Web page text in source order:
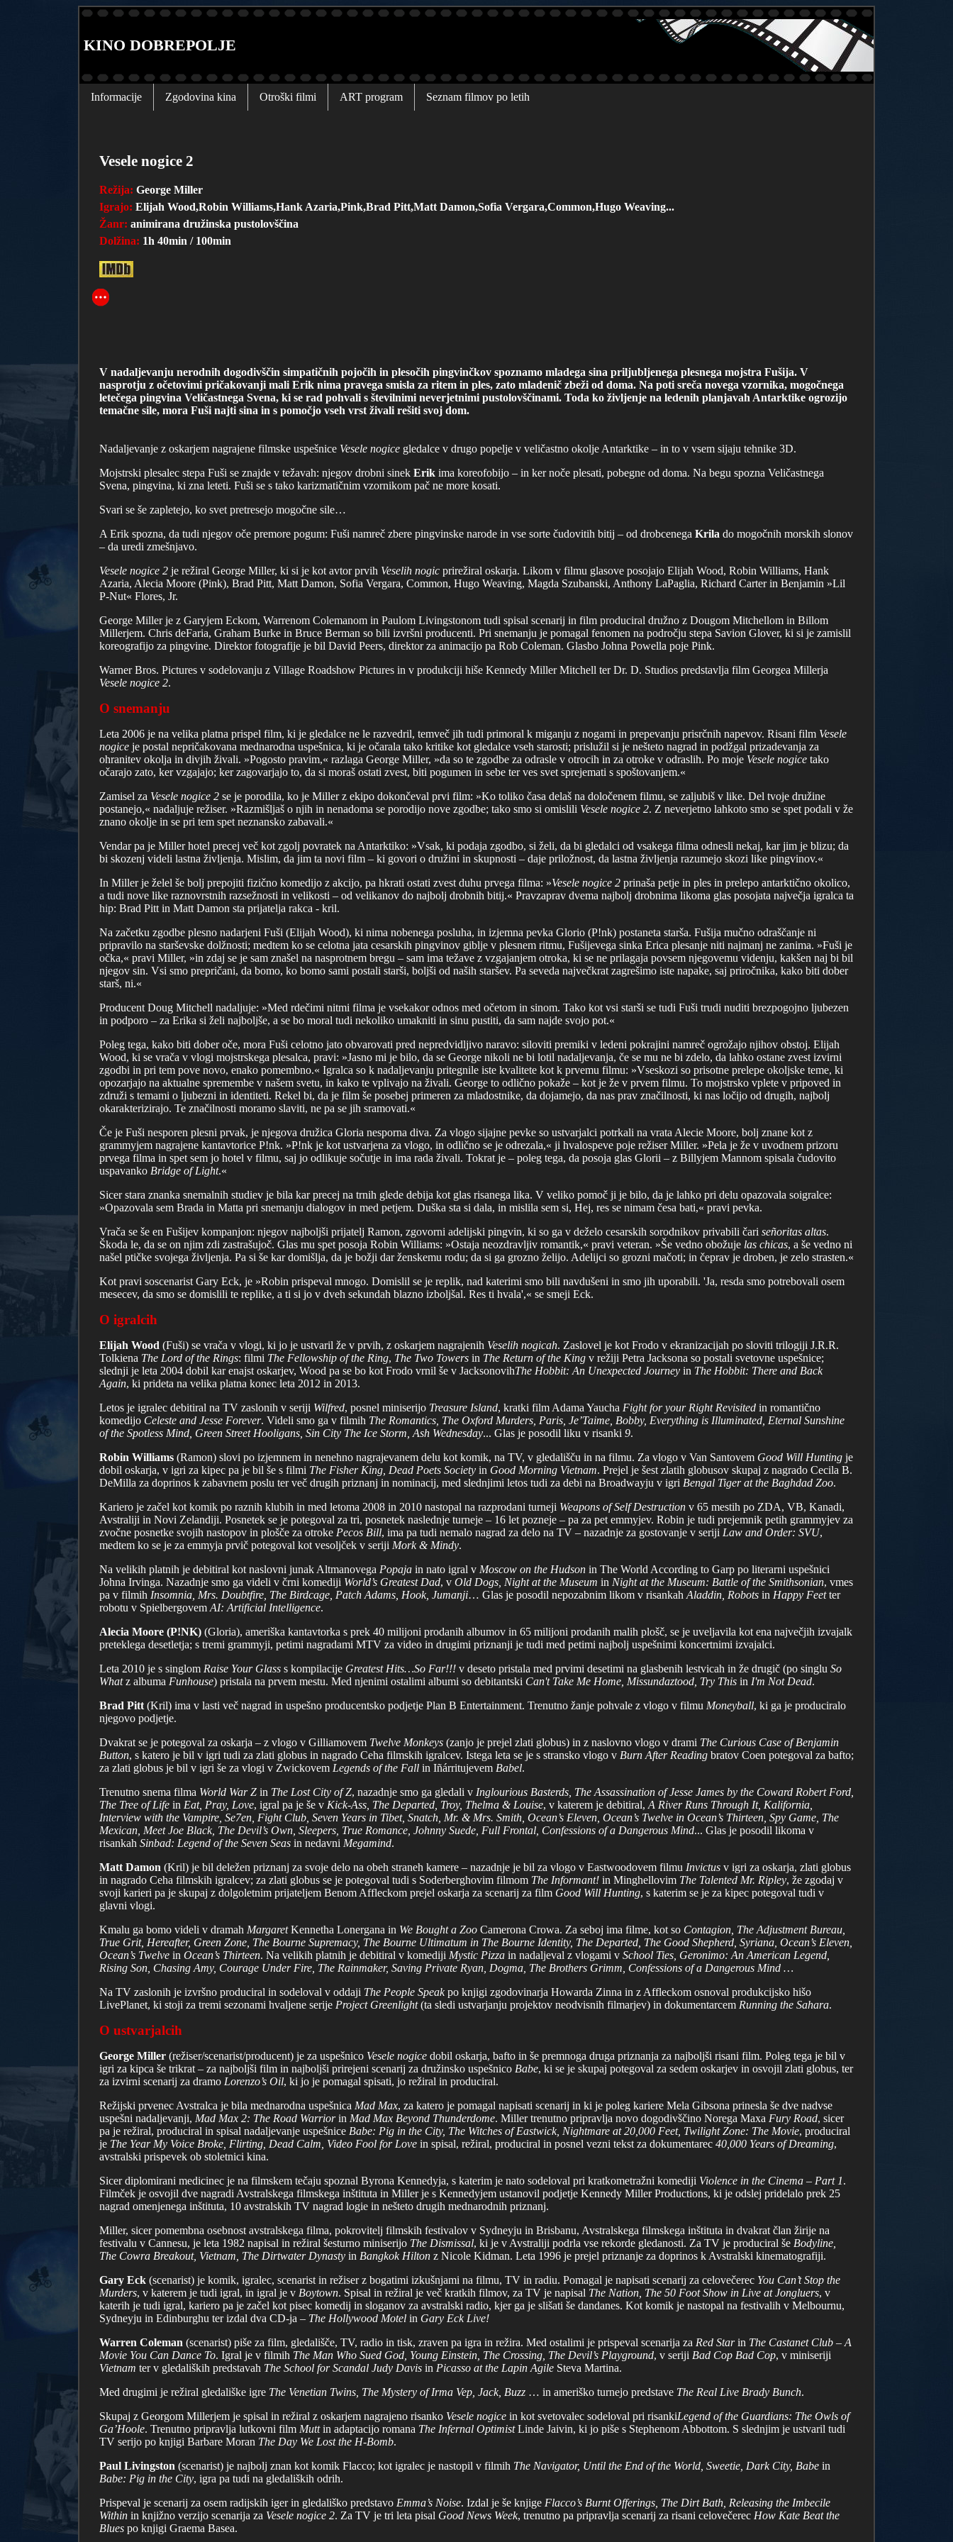
KINO DOBREPOLJE
Informacije Zgodovina kina Otroški filmi ART program Seznam filmov po letih
Vesele nogice 2
Režija: George Miller
Igrajo: Elijah Wood,Robin Williams,Hank Azaria,Pink,Brad Pitt,Matt Damon,Sofia Vergara,Common,Hugo Weaving...
Žanr: animirana družinska pustolovščina
Dolžina: 1h 40min / 100min
V nadaljevanju nerodnih dogodivščin simpatičnih pojočih in plesočih pingvinčkov spoznamo mladega sina priljubljenega plesnega mojstra Fušija. V
nasprotju z očetovimi pričakovanji mali Erik nima pravega smisla za ritem in ples, zato mladenič zbeži od doma. Na poti sreča novega vzornika, mogočnega
letečega pingvina Veličastnega Svena, ki se rad pohvali s številnimi neverjetnimi pustolovščinami. Toda ko življenje na ledenih planjavah Antarktike ogrozijo
temačne sile, mora Fuši najti sina in s pomočjo vseh vrst živali rešiti svoj dom.
Nadaljevanje z oskarjem nagrajene filmske uspešnice Vesele nogice gledalce v drugo popelje v veličastno okolje Antarktike – in to v vsem sijaju tehnike 3D.
Mojstrski plesalec stepa Fuši se znajde v težavah: njegov drobni sinek Erik ima koreofobijo – in ker noče plesati, pobegne od doma. Na begu spozna Veličastnega
Svena, pingvina, ki zna leteti. Fuši se s tako karizmatičnim vzornikom pač ne more kosati.
Svari se še zapletejo, ko svet pretresejo mogočne sile…
A Erik spozna, da tudi njegov oče premore pogum: Fuši namreč zbere pingvinske narode in vse sorte čudovitih bitij – od drobcenega Krila do mogočnih morskih slonov
– da uredi zmešnjavo.
Vesele nogice 2 je režiral George Miller, ki si je kot avtor prvih Veselih nogic prirežiral oskarja. Likom v filmu glasove posojajo Elijah Wood, Robin Williams, Hank
Azaria, Alecia Moore (Pink), Brad Pitt, Matt Damon, Sofia Vergara, Common, Hugo Weaving, Magda Szubanski, Anthony LaPaglia, Richard Carter in Benjamin »Lil
P-Nut« Flores, Jr.
George Miller je z Garyjem Eckom, Warrenom Colemanom in Paulom Livingstonom tudi spisal scenarij in film produciral družno z Dougom Mitchellom in Billom
Millerjem. Chris deFaria, Graham Burke in Bruce Berman so bili izvršni producenti. Pri snemanju je pomagal fenomen na področju stepa Savion Glover, ki si je zamislil
koreografijo za pingvine. Direktor fotografije je bil David Peers, direktor za animacijo pa Rob Coleman. Glasbo Johna Powella poje Pink.
Warner Bros. Pictures v sodelovanju z Village Roadshow Pictures in v produkciji hiše Kennedy Miller Mitchell ter Dr. D. Studios predstavlja film Georgea Millerja
Vesele nogice 2.
O snemanju
Leta 2006 je na velika platna prispel film, ki je gledalce ne le razvedril, temveč jih tudi primoral k miganju z nogami in prepevanju prisrčnih napevov. Risani film Vesele
nogice je postal nepričakovana mednarodna uspešnica, ki je očarala tako kritike kot gledalce vseh starosti; prislužil si je nešteto nagrad in podžgal prizadevanja za
ohranitev okolja in divjih živali. »Pogosto pravim,« razlaga George Miller, »da so te zgodbe za odrasle v otrocih in za otroke v odraslih. Po moje Vesele nogice tako
očarajo zato, ker vzgajajo; ker zagovarjajo to, da si moraš ostati zvest, biti pogumen in sebe ter ves svet sprejemati s spoštovanjem.«
Zamisel za Vesele nogice 2 se je porodila, ko je Miller z ekipo dokončeval prvi film: »Ko toliko časa delaš na določenem filmu, se zaljubiš v like. Del tvoje družine
postanejo,« nadaljuje režiser. »Razmišljaš o njih in nenadoma se porodijo nove zgodbe; tako smo si omislili Vesele nogice 2. Z neverjetno lahkoto smo se spet podali v že
znano okolje in se pri tem spet neznansko zabavali.«
Vendar pa je Miller hotel precej več kot zgolj povratek na Antarktiko: »Vsak, ki podaja zgodbo, si želi, da bi gledalci od vsakega filma odnesli nekaj, kar jim je blizu; da
bi skozenj videli lastna življenja. Mislim, da jim ta novi film – ki govori o družini in skupnosti – daje priložnost, da lastna življenja razumejo skozi like pingvinov.«
In Miller je želel še bolj prepojiti fizično komedijo z akcijo, pa hkrati ostati zvest duhu prvega filma: »Vesele nogice 2 prinaša petje in ples in prelepo antarktično okolico,
a tudi nove like raznovrstnih razsežnosti in velikosti – od velikanov do najbolj drobnih bitij.« Pravzaprav dvema najbolj drobnima likoma glas posojata največja igralca ta
hip: Brad Pitt in Matt Damon sta prijatelja rakca - kril.
Na začetku zgodbe plesno nadarjeni Fuši (Elijah Wood), ki nima nobenega posluha, in izjemna pevka Glorio (P!nk) postaneta starša. Fušija mučno odraščanje ni
pripravilo na starševske dolžnosti; medtem ko se celotna jata cesarskih pingvinov giblje v plesnem ritmu, Fušijevega sinka Erica plesanje niti najmanj ne zanima. »Fuši je
očka,« pravi Miller, »in zdaj se je sam znašel na nasprotnem bregu – sam ima težave z vzgajanjem otroka, ki se ne prilagaja povsem njegovemu videnju, kakšen naj bi bil
njegov sin. Vsi smo prepričani, da bomo, ko bomo sami postali starši, boljši od naših staršev. Pa seveda največkrat zagrešimo iste napake, saj priročnika, kako biti dober
starš, ni.«
Producent Doug Mitchell nadaljuje: »Med rdečimi nitmi filma je vsekakor odnos med očetom in sinom. Tako kot vsi starši se tudi Fuši trudi nuditi brezpogojno ljubezen
in podporo – za Erika si želi najboljše, a se bo moral tudi nekoliko umakniti in sinu pustiti, da sam najde svojo pot.«
Poleg tega, kako biti dober oče, mora Fuši celotno jato obvarovati pred nepredvidljivo naravo: siloviti premiki v ledeni pokrajini namreč ogrožajo njihov obstoj. Elijah
Wood, ki se vrača v vlogi mojstrskega plesalca, pravi: »Jasno mi je bilo, da se George nikoli ne bi lotil nadaljevanja, če se mu ne bi zdelo, da lahko ostane zvest izvirni
zgodbi in pri tem pove novo, enako pomembno.« Igralca so k nadaljevanju pritegnile iste kvalitete kot k prvemu filmu: »Vseskozi so prisotne prelepe okoljske teme, ki
opozarjajo na aktualne spremembe v našem svetu, in kako te vplivajo na živali. George to odlično pokaže – kot je že v prvem filmu. To mojstrsko vplete v pripoved in
združi s temami o ljubezni in identiteti. Rekel bi, da je film še posebej primeren za mladostnike, da dojamejo, da nas prav značilnosti, ki nas ločijo od drugih, najbolj
okarakterizirajo. Te značilnosti moramo slaviti, ne pa se jih sramovati.«
Če je Fuši nesporen plesni prvak, je njegova družica Gloria nesporna diva. Za vlogo sijajne pevke so ustvarjalci potrkali na vrata Alecie Moore, bolj znane kot z
grammyjem nagrajene kantavtorice P!nk. »P!nk je kot ustvarjena za vlogo, in odlično se je odrezala,« ji hvalospeve poje režiser Miller. »Pela je že v uvodnem prizoru
prvega filma in spet sem jo hotel v filmu, saj jo odlikuje sočutje in ima rada živali. Tokrat je – poleg tega, da posoja glas Glorii – z Billyjem Mannom spisala čudovito
uspavanko Bridge of Light.«
Sicer stara znanka snemalnih studiev je bila kar precej na trnih glede debija kot glas risanega lika. V veliko pomoč ji je bilo, da je lahko pri delu opazovala soigralce:
»Opazovala sem Brada in Matta pri snemanju dialogov in med petjem. Duška sta si dala, in mislila sem si, Hej, res se nimam česa bati,« pravi pevka.
Vrača se še en Fušijev kompanjon: njegov najboljši prijatelj Ramon, zgovorni adelijski pingvin, ki so ga v deželo cesarskih sorodnikov privabili čari señoritas altas.
Škoda le, da se on njim zdi zastrašujoč. Glas mu spet posoja Robin Williams: »Ostaja neozdravljiv romantik,« pravi veteran. »Še vedno obožuje las chicas, a še vedno ni
našel ptičke svojega življenja. Pa si še kar domišlja, da je božji dar ženskemu rodu; da si ga grozno želijo. Adelijci so grozni mačoti; in čeprav je droben, je zelo strasten.«
Kot pravi soscenarist Gary Eck, je »Robin prispeval mnogo. Domislil se je replik, nad katerimi smo bili navdušeni in smo jih uporabili. 'Ja, resda smo potrebovali osem
mesecev, da smo se domislili te replike, a ti si jo v dveh sekundah blazno izboljšal. Res ti hvala',« se smeji Eck.
O igralcih
Elijah Wood (Fuši) se vrača v vlogi, ki jo je ustvaril že v prvih, z oskarjem nagrajenih Veselih nogicah. Zaslovel je kot Frodo v ekranizacijah po sloviti trilogiji J.R.R.
Tolkiena The Lord of the Rings: filmi The Fellowship of the Ring, The Two Towers in The Return of the King v režiji Petra Jacksona so postali svetovne uspešnice;
slednji je leta 2004 dobil kar enajst oskarjev, Wood pa se bo kot Frodo vrnil še v JacksonovihThe Hobbit: An Unexpected Journey in The Hobbit: There and Back
Again, ki prideta na velika platna konec leta 2012 in 2013.
Letos je igralec debitiral na TV zaslonih v seriji Wilfred, posnel miniserijo Treasure Island, kratki film Adama Yaucha Fight for your Right Revisited in romantično
komedijo Celeste and Jesse Forever. Videli smo ga v filmih The Romantics, The Oxford Murders, Paris, Je’Taime, Bobby, Everything is Illuminated, Eternal Sunshine
of the Spotless Mind, Green Street Hooligans, Sin City The Ice Storm, Ash Wednesday... Glas je posodil liku v risanki 9.
Robin Williams (Ramon) slovi po izjemnem in nenehno nagrajevanem delu kot komik, na TV, v gledališču in na filmu. Za vlogo v Van Santovem Good Will Hunting je
dobil oskarja, v igri za kipec pa je bil še s filmi The Fisher King, Dead Poets Society in Good Morning Vietnam. Prejel je šest zlatih globusov skupaj z nagrado Cecila B.
DeMilla za doprinos k zabavnem poslu ter več drugih priznanj in nominacij, med slednjimi letos tudi za debi na Broadwayju v igri Bengal Tiger at the Baghdad Zoo.
Kariero je začel kot komik po raznih klubih in med letoma 2008 in 2010 nastopal na razprodani turneji Weapons of Self Destruction v 65 mestih po ZDA, VB, Kanadi,
Avstraliji in Novi Zelandiji. Posnetek se je potegoval za tri, posnetek naslednje turneje – 16 let pozneje – pa za pet emmyjev. Robin je tudi prejemnik petih grammyjev za
zvočne posnetke svojih nastopov in plošče za otroke Pecos Bill, ima pa tudi nemalo nagrad za delo na TV – nazadnje za gostovanje v seriji Law and Order: SVU,
medtem ko se je za emmyja prvič potegoval kot vesoljček v seriji Mork & Mindy.
Na velikih platnih je debitiral kot naslovni junak Altmanovega Popaja in nato igral v Moscow on the Hudson in The World According to Garp po literarni uspešnici
Johna Irvinga. Nazadnje smo ga videli v črni komediji World’s Greatest Dad, v Old Dogs, Night at the Museum in Night at the Museum: Battle of the Smithsonian, vmes
pa v filmih Insomnia, Mrs. Doubtfire, The Birdcage, Patch Adams, Hook, Jumanji… Glas je posodil nepozabnim likom v risankah Aladdin, Robots in Happy Feetter
robotu v Spielbergovem AI: Artificial Intelligence.
Alecia Moore (P!NK) (Gloria), ameriška kantavtorka s prek 40 milijoni prodanih albumov in 65 milijoni prodanih malih plošč, se je uveljavila kot ena največjih izvajalk
preteklega desetletja; s tremi grammyji, petimi nagradami MTV za video in drugimi priznanji je tudi med petimi najbolj uspešnimi koncertnimi izvajalci.
Leta 2010 je s singlom Raise Your Glass s kompilacije Greatest Hits…So Far!!! v deseto pristala med prvimi desetimi na glasbenih lestvicah in že drugič (po singlu So
Whatz albuma Funhouse) pristala na prvem mestu. Med njenimi ostalimi albumi so debitantski Can't Take Me Home, Missundaztood, Try This in I'm Not Dead.
Brad Pitt (Kril) ima v lasti več nagrad in uspešno producentsko podjetje Plan B Entertainment. Trenutno žanje pohvale z vlogo v filmu Moneyball, ki ga je produciralo
njegovo podjetje.
Dvakrat se je potegoval za oskarja – z vlogo v Gilliamovem Twelve Monkeys (zanjo je prejel zlati globus) in z naslovno vlogo v drami The Curious Case of Benjamin
Button, s katero je bil v igri tudi za zlati globus in nagrado Ceha filmskih igralcev. Istega leta se je s stransko vlogo v Burn After Reading bratov Coen potegoval za bafto;
za zlati globus je bil v igri še za vlogi v Zwickovem Legends of the Fall in Iñárritujevem Babel.
Trenutno snema filma World War Z in The Lost City of Z, nazadnje smo ga gledali v Inglourious Basterds, The Assassination of Jesse James by the Coward Robert Ford,
The Tree of Life in Eat, Pray, Love, igral pa je še v Kick-Ass, The Departed, Troy, Thelma & Louise, v katerem je debitiral, A River Runs Through It, Kalifornia,
Interview with the Vampire, Se7en, Fight Club, Seven Years in Tibet, Snatch, Mr. & Mrs. Smith, Ocean’s Eleven, Ocean’s Twelve in Ocean’s Thirteen, Spy Game, The
Mexican, Meet Joe Black, The Devil’s Own, Sleepers, True Romance, Johnny Suede, Full Frontal, Confessions of a Dangerous Mind... Glas je posodil likoma v
risankah Sinbad: Legend of the Seven Seas in nedavni Megamind.
Matt Damon (Kril) je bil deležen priznanj za svoje delo na obeh straneh kamere – nazadnje je bil za vlogo v Eastwoodovem filmu Invictus v igri za oskarja, zlati globus
in nagrado Ceha filmskih igralcev; za zlati globus se je potegoval tudi s Soderberghovim filmom The Informant! in Minghellovim The Talented Mr. Ripley, že zgodaj v
svoji karieri pa je skupaj z dolgoletnim prijateljem Benom Affleckom prejel oskarja za scenarij za film Good Will Hunting, s katerim se je za kipec potegoval tudi v
glavni vlogi.
Kmalu ga bomo videli v dramah MargaretKennetha Lonergana in We Bought a Zoo Camerona Crowa. Za seboj ima filme, kot so Contagion, The Adjustment Bureau,
True Grit, Hereafter, Green Zone, The Bourne Supremacy, The Bourne Ultimatum in The Bourne Identity, The Departed, The Good Shepherd, Syriana, Ocean’s Eleven,
Ocean’s Twelve in Ocean’s Thirteen. Na velikih platnih je debitiral v komediji Mystic Pizza in nadaljeval z vlogami v School Ties, Geronimo: An American Legend,
Rising Son, Chasing Amy, Courage Under Fire, The Rainmaker, Saving Private Ryan, Dogma, The Brothers Grimm, Confessions of a Dangerous Mind …
Na TV zaslonih je izvršno produciral in sodeloval v oddaji The People Speakpo knjigi zgodovinarja Howarda Zinna in z Affleckom osnoval produkcijsko hišo
LivePlanet, ki stoji za tremi sezonami hvaljene serije Project Greenlight(ta sledi ustvarjanju projektov neodvisnih filmarjev) in dokumentarcem Running the Sahara.
O ustvarjalcih
George Miller (režiser/scenarist/producent) je za uspešnico Vesele nogice dobil oskarja, bafto in še premnoga druga priznanja za najboljši risani film. Poleg tega je bil v
igri za kipca še trikrat – za najboljši film in najboljši prirejeni scenarij za družinsko uspešnico Babe, ki se je skupaj potegoval za sedem oskarjev in osvojil zlati globus, ter
za izvirni scenarij za dramo Lorenzo’s Oil, ki jo je pomagal spisati, jo režiral in produciral.
Režijski prvenec Avstralca je bila mednarodna uspešnica Mad Max, za katero je pomagal napisati scenarij in ki je poleg kariere Mela Gibsona prinesla še dve nadvse
uspešni nadaljevanji, Mad Max 2: The Road Warriorin Mad Max Beyond Thunderdome. Miller trenutno pripravlja novo dogodivščino Norega Maxa Fury Road, sicer
pa je režiral, produciral in spisal nadaljevanje uspešnice Babe: Pig in the City, The Witches of Eastwick, Nightmare at 20,000 Feet, Twilight Zone: The Movie, produciral
je The Year My Voice Broke, Flirting, Dead Calm, Video Fool for Love in spisal, režiral, produciral in posnel vezni tekst za dokumentarec 40,000 Years of Dreaming,
avstralski prispevek ob stoletnici kina.
Sicer diplomirani medicinec je na filmskem tečaju spoznal Byrona Kennedyja, s katerim je nato sodeloval pri kratkometražni komediji Violence in the Cinema – Part 1.
Filmček je osvojil dve nagradi Avstralskega filmskega inštituta in Miller je s Kennedyjem ustanovil podjetje Kennedy Miller Productions, ki je odslej pridelalo prek 25
nagrad omenjenega inštituta, 10 avstralskih TV nagrad logie in nešteto drugih mednarodnih priznanj.
Miller, sicer pomembna osebnost avstralskega filma, pokrovitelj filmskih festivalov v Sydneyju in Brisbanu, Avstralskega filmskega inštituta in dvakrat član žirije na
festivalu v Cannesu, je leta 1982 napisal in režiral šesturno miniserijo The Dismissal, ki je v Avstraliji podrla vse rekorde gledanosti. Za TV je produciral še Bodyline,
The Cowra Breakout, Vietnam, The Dirtwater Dynasty in Bangkok Hilton z Nicole Kidman. Leta 1996 je prejel priznanje za doprinos k Avstralski kinematografiji.
Gary Eck (scenarist) je komik, igralec, scenarist in režiser z bogatimi izkušnjami na filmu, TV in radiu. Pomagal je napisati scenarij za celovečerec You Can’t Stop the
Murders, v katerem je tudi igral, in igral je v Boytown. Spisal in režiral je več kratkih filmov, za TV je napisal The Nation, The 50 Foot Show in Live at Jongluers, v
katerih je tudi igral, kariero pa je začel kot pisec komedij in sloganov za avstralski radio, kjer ga je slišati še dandanes. Kot komik je nastopal na festivalih v Melbournu,
Sydneyju in Edinburghu ter izdal dva CD-ja – The Hollywood Motel in Gary Eck Live!
Warren Coleman (scenarist) piše za film, gledališče, TV, radio in tisk, zraven pa igra in režira. Med ostalimi je prispeval scenarija za Red Starin The Castanet Club – A
Movie You Can Dance To. Igral je v filmih The Man Who Sued God, Young Einstein, The Crossing, The Devil’s Playground, v seriji Bad Cop Bad Cop, v miniseriji
Vietnam ter v gledaliških predstavah The School for Scandal Judy Davis in Picasso at the Lapin Agile Steva Martina.
Med drugimi je režiral gledališke igre The Venetian Twins, The Mystery of Irma Vep, Jack, Buzz … in ameriško turnejo predstave The Real Live Brady Bunch.
Skupaj z Georgom Millerjem je spisal in režiral z oskarjem nagrajeno risanko Vesele nogice in kot svetovalec sodeloval pri risankiLegend of the Guardians: The Owls of
Ga’Hoole. Trenutno pripravlja lutkovni film Muttin adaptacijo romana The Infernal OptimistLinde Jaivin, ki jo piše s Stephenom Abbottom. S slednjim je ustvaril tudi
TV serijo po knjigi Barbare Moran The Day We Lost the H-Bomb.
Paul Livingston (scenarist) je najbolj znan kot komik Flacco; kot igralec je nastopil v filmih The Navigator, Until the End of the World, Sweetie, Dark City, Babe in
Babe: Pig in the City, igra pa tudi na gledaliških odrih.
Prispeval je scenarij za osem radijskih iger in gledališko predstavo Emma’s Noise. Izdal je še knjige Flacco’s Burnt Offerings, The Dirt Bath, Releasing the Imbecile
Within in knjižno verzijo scenarija za Vesele nogice 2. Za TV je tri leta pisal Good News Week, trenutno pa pripravlja scenarij za risani celovečerec How Kate Beat the
Blues po knjigi Graema Basea.